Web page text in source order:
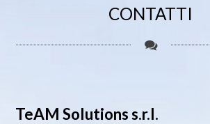
CONTATTI
TeAM Solutions s.r.l.